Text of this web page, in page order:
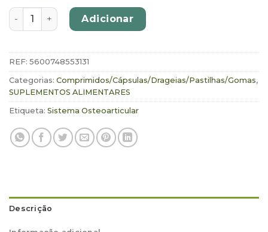
Quantidade de AR ARTICULAÇÕES 60cap
Adicionar
REF: 5600748553131
Categorias: Comprimidos/Cápsulas/Drageias/Pastilhas/Gomas,
SUPLEMENTOS ALIMENTARES
Etiqueta: Sistema Osteoarticular
Descrição